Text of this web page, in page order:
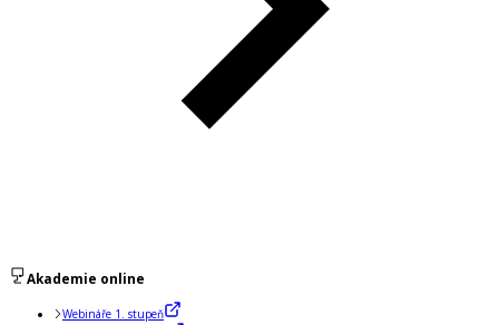
Akademie online
Webináře 1. stupeň